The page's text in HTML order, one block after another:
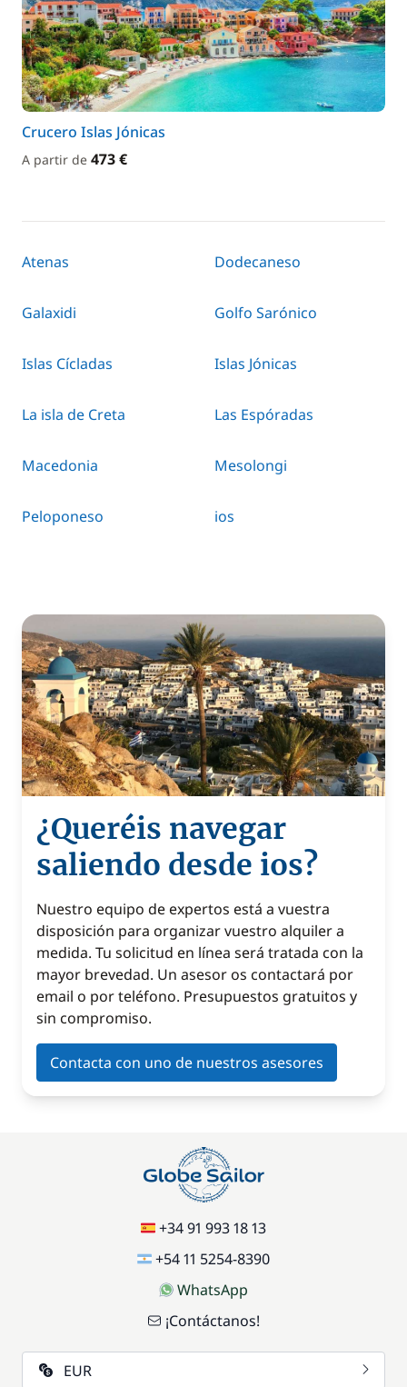
Crucero Islas Jónicas
A partir de 473 €
Atenas Dodecaneso
Galaxidi Golfo Sarónico
Islas Cícladas Islas Jónicas
La isla de Creta Las Espóradas
Macedonia Mesolongi
Peloponeso ios
¿Queréis navegar
saliendo desde ios?
Nuestro equipo de expertos está a vuestra
disposición para organizar vuestro alquiler a
medida. Tu solicitud en línea será tratada con la
mayor brevedad. Un asesor os contactará por
email o por teléfono. Presupuestos gratuitos y
sin compromiso.
Contacta con uno de nuestros asesores
+34 91 993 18 13
+54 11 5254-8390
WhatsApp
¡Contáctanos!
EUR